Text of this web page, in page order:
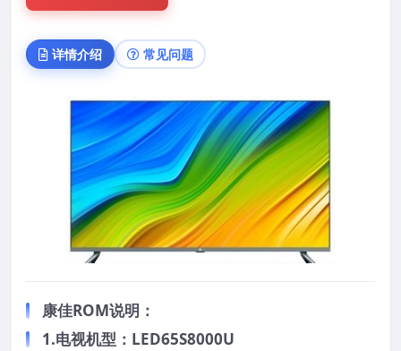
详情介绍 常见问题
康佳ROM说明：
1.电视机型：LED65S8000U